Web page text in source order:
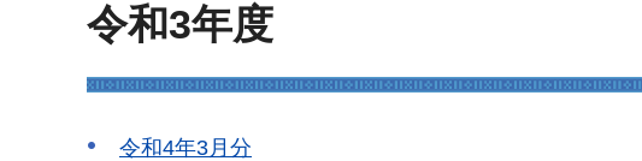
令和3年度
令和4年3月分